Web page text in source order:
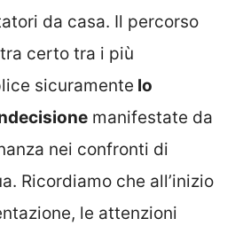
da casa. Il percorso
certo tra i più
sicuramente lo
manifestate da
nei confronti di
Ricordiamo che all’inizio
le attenzioni